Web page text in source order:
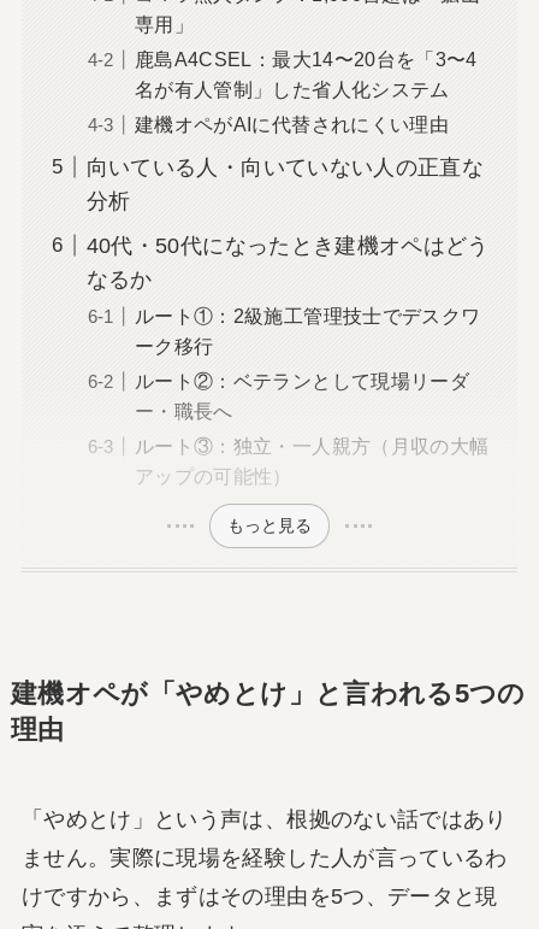
専用」
鹿島A4CSEL：最大14〜20台を「3〜4
名が有人管制」した省人化システム
建機オペがAIに代替されにくい理由
向いている人・向いていない人の正直な
分析
40代・50代になったとき建機オペはどう
なるか
ルート①：2級施工管理技士でデスクワ
ーク移行
ルート②：ベテランとして現場リーダ
ー・職長へ
ルート③：独立・一人親方（月収の大幅
アップの可能性）
もっと見る
建機オペが「やめとけ」と言われる5つの
理由
「やめとけ」という声は、根拠のない話ではあり
ません。実際に現場を経験した人が言っているわ
けですから、まずはその理由を5つ、データと現